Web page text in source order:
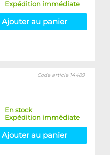
Expédition immédiate
Ajouter au panier
Code article 14489
En stock
Expédition immédiate
Ajouter au panier